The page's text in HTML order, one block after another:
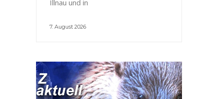
Illnau und in
7. August 2026